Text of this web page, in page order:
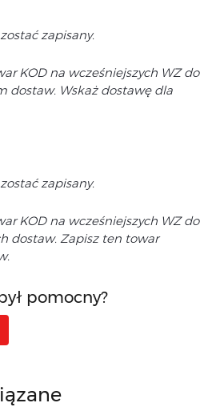
zapisany.
KOD na wcześniejszych WZ do
dostaw. Wskaż dostawę dla
zapisany.
KOD na wcześniejszych WZ do
dostaw. Zapisz ten towar
pomocny?